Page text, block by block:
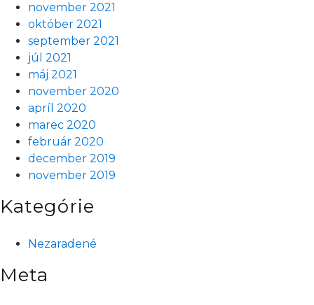
november 2021
október 2021
september 2021
júl 2021
máj 2021
november 2020
apríl 2020
marec 2020
február 2020
december 2019
november 2019
Kategórie
Nezaradené
Meta